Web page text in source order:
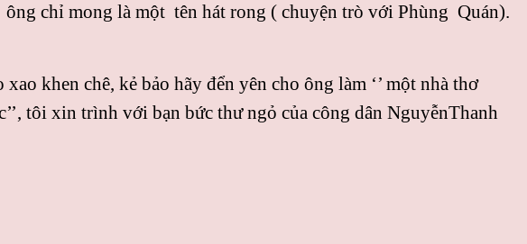
chỉ mong là một tên hát rong ( chuyện trò với Phùng Quán).
khen chê, kẻ bảo hãy đển yên cho ông làm ‘’ một nhà thơ
tôi xin trình với bạn bức thư ngỏ của công dân NguyễnThanh